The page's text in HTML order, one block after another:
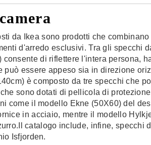
da Ikea sono prodotti che
d'arredo esclusivi. Tra gli specchi
di riflettere l'intera persona,
può essere appeso sia in direzione
è composto da tre specchi che
sono dotati di pellicola di
come il modello Ekne (50X60) del
in acciaio, mentre il modello
catalogo include, infine, specchi
Isfjorden.